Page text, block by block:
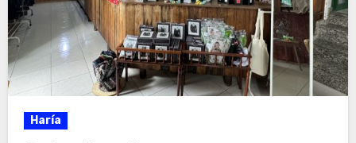
Haría